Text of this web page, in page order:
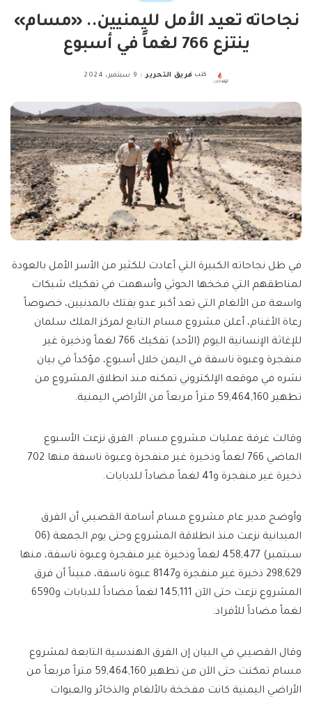
نجاحاته تعيد الأمل لليمنيين.. «مسام»
ينتزع 766 لغماً في أسبوع
Posted
كتب فريق التحرير 9 سبتمبر، 2024
في ظل نجاحاته الكبيرة التي أعادت للكثير من الأسر الأمل بالعودة
لمناطقهم التي فخخها الحوثي وأسهمت في تفكيك شبكات
واسعة من الألغام التي تعد أكبر عدو يفتك بالمدنيين، خصوصاً
رعاة الأغنام، أعلن مشروع مسام التابع لمركز الملك سلمان
للإغاثة الإنسانية اليوم (الأحد) تفكيك 766 لغماً وذخيرة غير
منفجرة وعبوة ناسفة في اليمن خلال أسبوع، مؤكداً في بيان
نشره في موقعه الإلكتروني تمكنه منذ انطلاق المشروع من
تطهير 59,464,160 متراً مربعاً من الأراضي اليمنية.
وقالت غرفة عمليات مشروع مسام: الفرق نزعت الأسبوع
الماضي 766 لغماً وذخيرة غير منفجرة وعبوة ناسفة منها 702
ذخيرة غير منفجرة و41 لغماً مضاداً للدبابات.
وأوضح مدير عام مشروع مسام أسامة القصيبي أن الفرق
الميدانية نزعت منذ انطلاقة المشروع وحتى يوم الجمعة (06
سبتمبر) 458,477 لغماً وذخيرة غير منفجرة وعبوة ناسفة، منها
298,629 ذخيرة غير منفجرة و8147 عبوة ناسفة، مبيناً أن فرق
المشروع نزعت حتى الآن 145,111 لغماً مضاداً للدبابات و6590
لغماً مضاداً للأفراد.
وقال القصيبي في البيان إن الفرق الهندسية التابعة لمشروع
مسام تمكنت حتى الآن من تطهير 59,464,160 متراً مربعاً من
الأراضي اليمنية كانت مفخخة بالألغام والذخائر والعبوات